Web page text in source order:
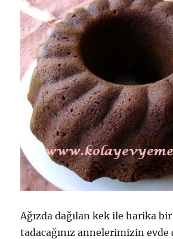
Ağızda dağılan kek ile harika
tadacağınız annelerimizin